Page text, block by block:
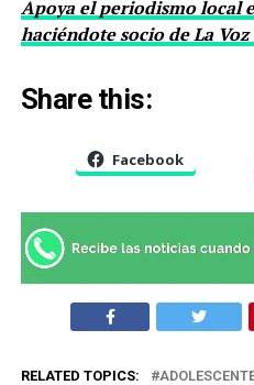
Apoya el periodismo local
haciéndote socio de La Voz
Share this:
Facebook
RELATED TOPICS: